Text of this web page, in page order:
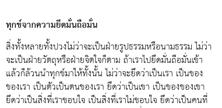
ทุกข์จากความยึดมั่นถือมั่น
สิ่งทั้งหลายทั้งปวงไม่ว่าจะเป็นฝ่ายรูปธรรมหรือนามธรรม ไม่ว่า
จะเป็นฝ่ายวัตถุหรือฝ่ายจิตใจก็ตาม ถ้าเราไปยึดมั่นถือมั่นเข้า
แล้วก็ล้วนนำทุกข์มาให้ทั้งนั้น ไม่ว่าจะยึดว่าเป็นเรา เป็นของ
ของเรา เป็นตัวเป็นตนของเรา ยึดว่าเป็นเขา เป็นของของเขา
ยึดว่าเป็นสิ่งที่เราชอบใจ เป็นสิ่งที่เราไม่ชอบใจ ยึดว่าเป็นคนที่